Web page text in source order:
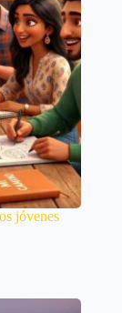
jóvenes